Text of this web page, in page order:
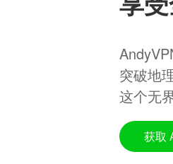
突破地
这个无
获取